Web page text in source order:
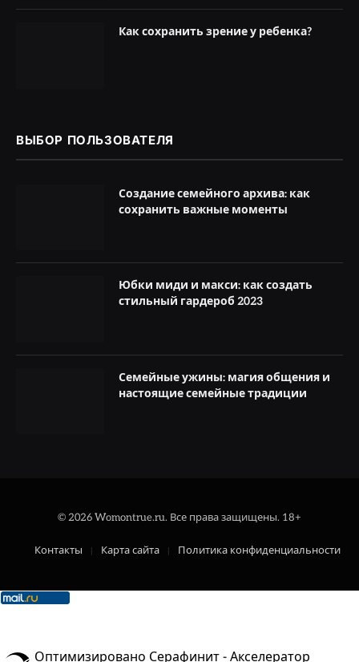
Как сохранить зрение у ребенка?
ВЫБОР ПОЛЬЗОВАТЕЛЯ
Создание семейного архива: как
сохранить важные моменты
Юбки миди и макси: как создать
стильный гардероб 2023
Семейные ужины: магия общения и
настоящие семейные традиции
© 2026 Womontrue.ru. Все права защищены. 18+
Контакты Карта сайта Политика конфиденциальности
Оптимизировано Серафинит - Акселератор